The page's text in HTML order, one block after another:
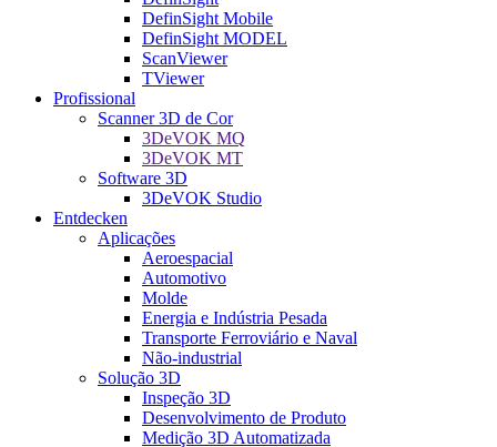
DefinSight Mobile
DefinSight MODEL
ScanViewer
TViewer
Profissional
Scanner 3D de Cor
3DeVOK MQ
3DeVOK MT
Software 3D
3DeVOK Studio
Entdecken
Aplicações
Aeroespacial
Automotivo
Molde
Energia e Indústria Pesada
Transporte Ferroviário e Naval
Não-industrial
Solução 3D
Inspeção 3D
Desenvolvimento de Produto
Medição 3D Automatizada